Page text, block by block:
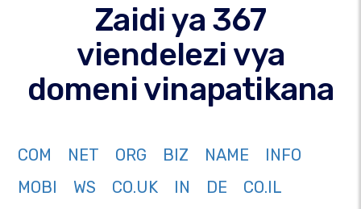
Zaidi ya 367
viendelezi vya
domeni vinapatikana
COM NET ORG BIZ NAME
INFO
MOBI
WS CO.UK IN DE
CO.IL